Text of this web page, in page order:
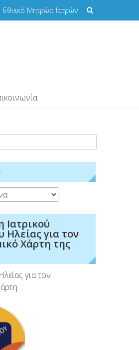
Εθνικό Μητρώο Ιατρών
Ιατρικού
Ηλείας για τον
Χάρτη της
για τον